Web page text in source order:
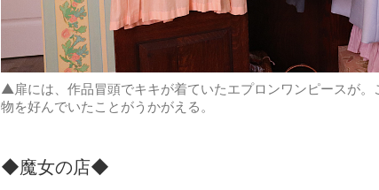
▲扉には、作品冒頭でキキが着ていたエプロンワンピースが
物を好んでいたことがうかがえる。
◆魔女の店◆